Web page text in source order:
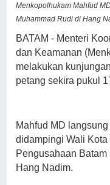
Menkopolhukam Mahfud
Muhammad Rudi di Hang
BATAM - Menteri
dan Keamanan
melakukan
petang sekira pukul
Mahfud MD
didampingi Wali
Pengusahaan
Hang Nadim.